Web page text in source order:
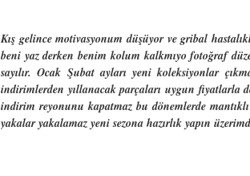
Kış gelince motivasyonum düşüyor ve gribal
beni yaz derken benim kolum kalkmıyo fotoğraf
sayılır. Ocak Şubat ayları yeni koleksiyonlar
indirimlerden yıllanacak parçaları uygun fiyatlarla
indirim reyonunu kapatmaz bu dönemlerde
yakalar yakalamaz yeni sezona hazırlık yapın